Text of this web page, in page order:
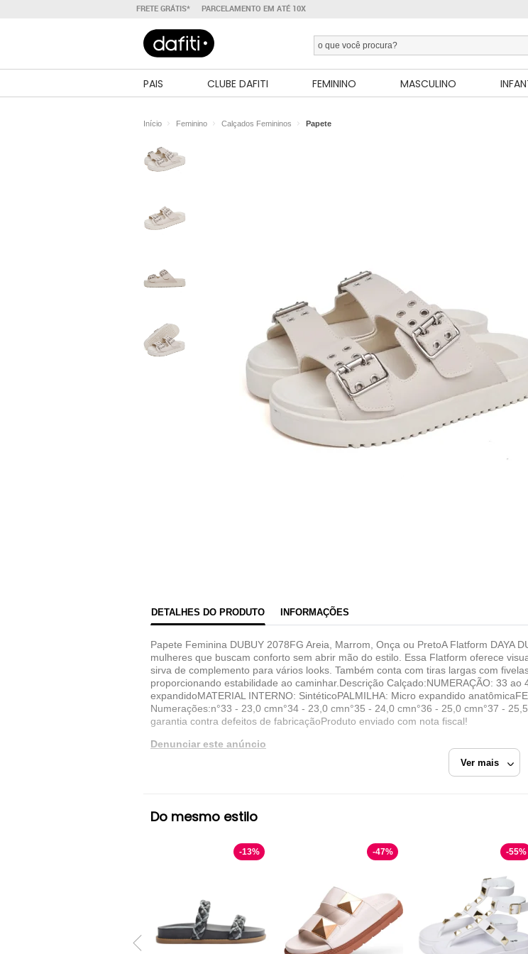
FRETE GRÁTIS* PARCELAMENTO EM ATÉ 10X
PAIS CLUBE DAFITI FEMININO MASCULINO
Início Feminino Calçados Femininos Papete
Dubuy
Razão Social
COMERCIAL FGM
DETALHES DO PRODUTO INFORMAÇÕES
Ver mais
Papete Feminina DUBUY 2078FG Areia, Marrom, Onça ou PretoA Flatform DAYA
mulheres que buscam conforto sem abrir mão do estilo. Essa Flatform oferece
sirva de complemento para vários looks. Também conta com tiras largas com
proporcionando estabilidade ao caminhar.Descrição Calçado:NUMERAÇÃO: 33 ao
expandidoMATERIAL INTERNO: SintéticoPALMILHA: Micro expandido
Numerações:n°33 - 23,0 cmn°34 - 23,0 cmn°35 - 24,0 cmn°36 - 25,0 cmn°37 -
garantia contra defeitos de fabricaçãoProduto enviado com nota fiscal!
Denunciar este anúncio
Do mesmo estilo
-13% -47% -55%